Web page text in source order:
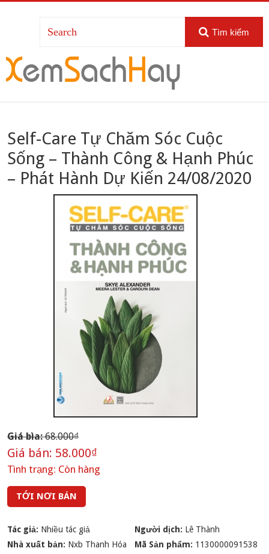
Tìm kiếm
Self-Care Tự Chăm Sóc Cuộc
Sống – Thành Công & Hạnh Phúc
– Phát Hành Dự Kiến 24/08/2020
Giá bìa:68.000₫
Giá bán: 58.000₫
Tình trạng: Còn hàng
TỚI NƠI BÁN
Tác giả: Nhiều tác giả Người dịch: Lê Thành
Nhà xuất bản: Nxb Thanh Hóa Mã Sản phẩm: 1130000091538